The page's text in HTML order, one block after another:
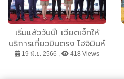
เริ่มแล้ววันนี้! เวียตเจ็ทให้
บริการเที่ยวบินตรง โฮจิมินห์
ซิตี้ - บริสเบน 2 เที่ยวต่อ
19 มิ.ย. 2566 , 418 Views